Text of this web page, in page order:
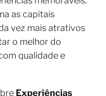
as capitais
vez mais atrativos
o melhor do
qualidade e
Experiências